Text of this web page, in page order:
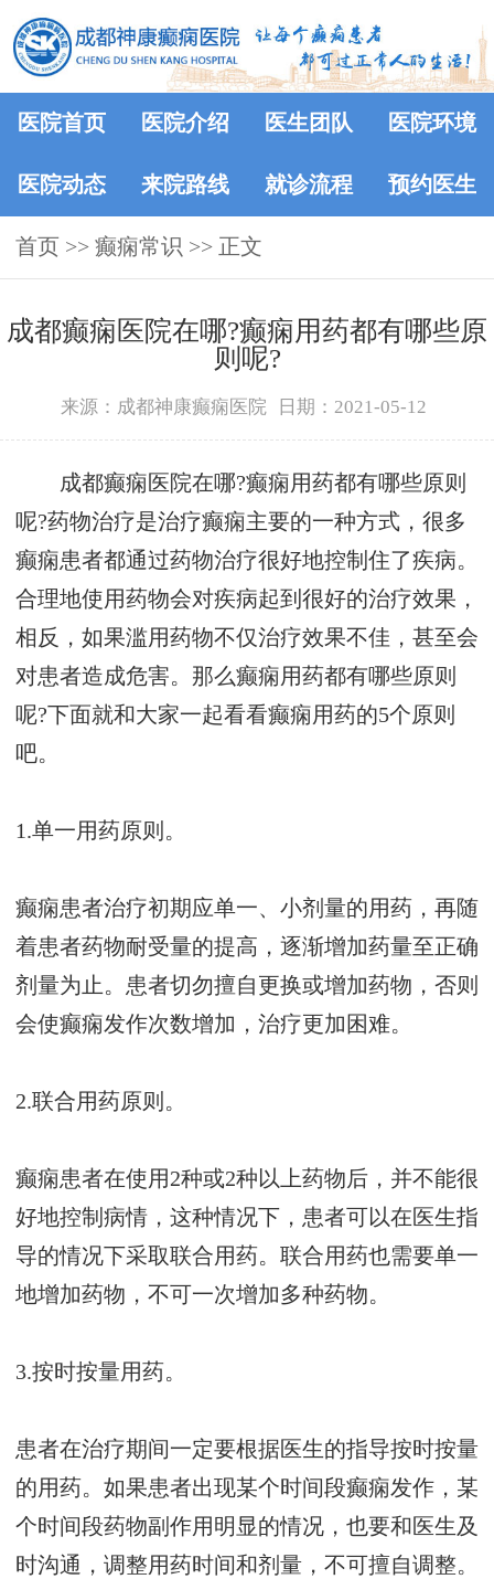
医院首页 医院介绍 医生团队 医院环境
医院动态 来院路线 就诊流程 预约医生
首页 >> 癫痫常识 >> 正文
成都癫痫医院在哪?癫痫用药都有哪些原
则呢?
来源：成都神康癫痫医院 日期：2021-05-12
成都癫痫医院在哪?癫痫用药都有哪些原则
呢?药物治疗是治疗癫痫主要的一种方式，很多
癫痫患者都通过药物治疗很好地控制住了疾病。
合理地使用药物会对疾病起到很好的治疗效果，
相反，如果滥用药物不仅治疗效果不佳，甚至会
对患者造成危害。那么癫痫用药都有哪些原则
呢?下面就和大家一起看看癫痫用药的5个原则
吧。
1.单一用药原则。
癫痫患者治疗初期应单一、小剂量的用药，再随
着患者药物耐受量的提高，逐渐增加药量至正确
剂量为止。患者切勿擅自更换或增加药物，否则
会使癫痫发作次数增加，治疗更加困难。
2.联合用药原则。
癫痫患者在使用2种或2种以上药物后，并不能很
好地控制病情，这种情况下，患者可以在医生指
导的情况下采取联合用药。联合用药也需要单一
地增加药物，不可一次增加多种药物。
3.按时按量用药。
患者在治疗期间一定要根据医生的指导按时按量
的用药。如果患者出现某个时间段癫痫发作，某
个时间段药物副作用明显的情况，也要和医生及
时沟通，调整用药时间和剂量，不可擅自调整。